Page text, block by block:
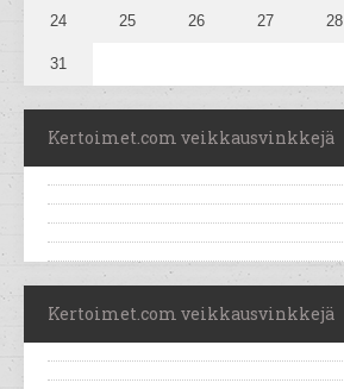
24 25 26 27 28
31
Kertoimet.com veikkausvinkkejä
Kertoimet.com veikkausvinkkejä